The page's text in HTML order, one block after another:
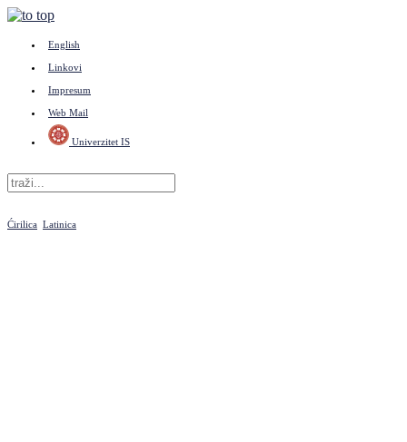
English
Linkovi
Impresum
Web Mail
Univerzitet IS
Ćirilica Latinica